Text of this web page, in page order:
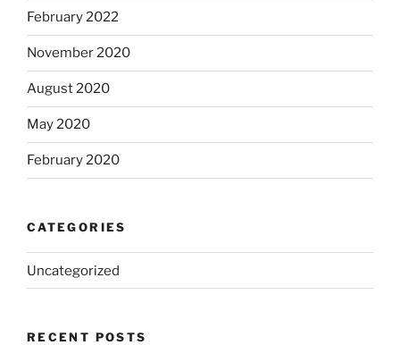
February 2022
November 2020
August 2020
May 2020
February 2020
CATEGORIES
Uncategorized
RECENT POSTS